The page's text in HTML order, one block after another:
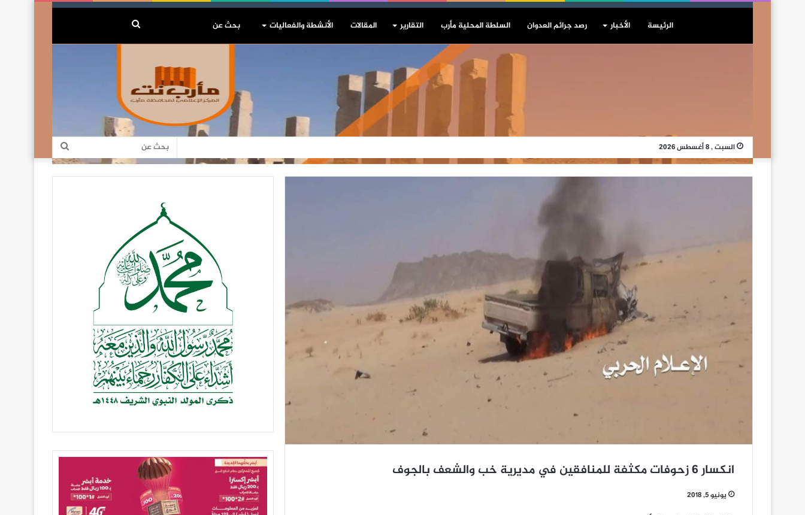
الرئيسة الأخبار رصد جرائم العدوان السلطة المحلية مأرب التقارير المقالات الأنشطة والفعاليات بحث
السبت , 8 أغسطس 2026
بحث
عن
انكسار 6 زحوفات مكثفة للمنافقين في مديرية خب والشعف بالجوف
يونيو 5, 2018